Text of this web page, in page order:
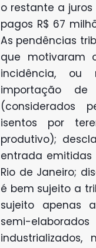
o restante a
pagos R$ 67
As pendências
que motivaram
incidência,
importação de
(considerados
isentos por
produtivo);
entrada emitidas
Rio de Janeiro;
é bem sujeito a
sujeito apenas
semi-